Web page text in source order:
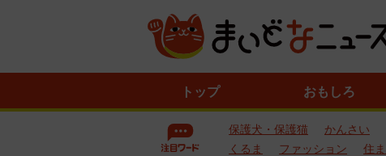
トップ おもしろ
保護犬・保護猫 かんさい
くるま
ファッション 住